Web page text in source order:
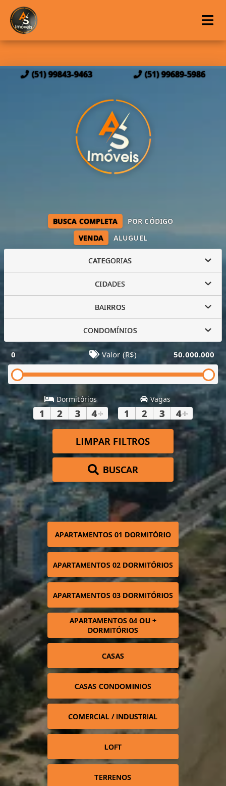
(51) 99843-9463 (51) 99689-5986
VENDA ALUGUEL
BUSCA COMPLETA POR CÓDIGO
CATEGORIAS
CIDADES
BAIRROS
CONDOMÍNIOS
0 Valor (R$) 50.000.000
Dormitórios
1 2 3 4+
Vagas
1 2 3 4+
LIMPAR FILTROS
BUSCAR
APARTAMENTOS 01 DORMITÓRIO
APARTAMENTOS 02 DORMITÓRIOS
APARTAMENTOS 03 DORMITÓRIOS
APARTAMENTOS 04 OU +
DORMITÓRIOS
CASAS
CASAS CONDOMINIOS
COMERCIAL / INDUSTRIAL
LOFT
TERRENOS